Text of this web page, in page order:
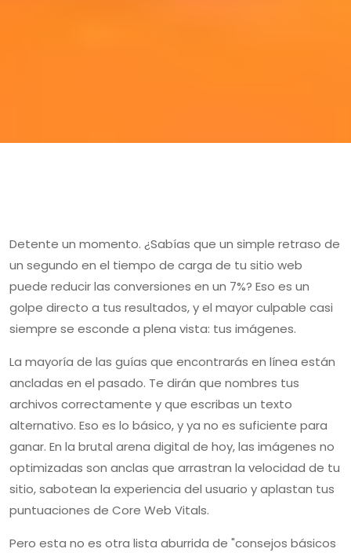
Detente un momento. ¿Sabías que un simple retraso de
un segundo en el tiempo de carga de tu sitio web
puede reducir las conversiones en un 7%? Eso es un
golpe directo a tus resultados, y el mayor culpable casi
siempre se esconde a plena vista: tus imágenes.
La mayoría de las guías que encontrarás en línea están
ancladas en el pasado. Te dirán que nombres tus
archivos correctamente y que escribas un texto
alternativo. Eso es lo básico, y ya no es suficiente para
ganar. En la brutal arena digital de hoy, las imágenes no
optimizadas son anclas que arrastran la velocidad de tu
sitio, sabotean la experiencia del usuario y aplastan tus
puntuaciones de Core Web Vitals.
Pero esta no es otra lista aburrida de "consejos básicos